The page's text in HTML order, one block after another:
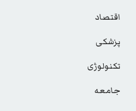
اقتصاد
پزشکی
تکنولوژی
جامعه